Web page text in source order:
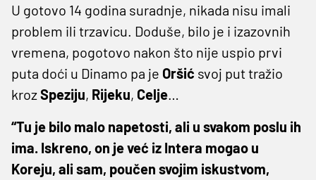
U gotovo 14 godina suradnje, nikada nisu imali
problem ili trzavicu. Doduše, bilo je i izazovnih
vremena, pogotovo nakon što nije uspio prvi
puta doći u Dinamo pa je Oršić svoj put tražio
krozSpeziju, Rijeku, Celje
“Tu je bilo malo napetosti, ali u svakom poslu ih
ima. Iskreno, on je već iz Intera mogao u
Koreju, ali sam, poučen svojim iskustvom,